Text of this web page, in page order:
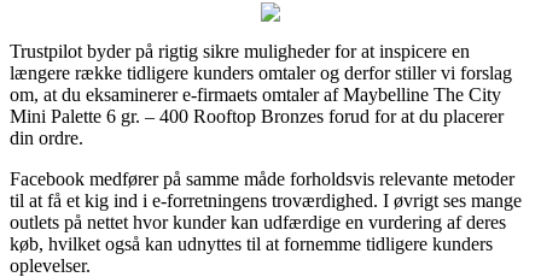
Trustpilot byder på rigtig sikre muligheder for at inspicere en
længere række tidligere kunders omtaler og derfor stiller vi forslag
om, at du eksaminerer e-firmaets omtaler af Maybelline The City
Mini Palette 6 gr. – 400 Rooftop Bronzes forud for at du placerer
din ordre.
Facebook medfører på samme måde forholdsvis relevante metoder
til at få et kig ind i e-forretningens troværdighed. I øvrigt ses mange
outlets på nettet hvor kunder kan udfærdige en vurdering af deres
køb, hvilket også kan udnyttes til at fornemme tidligere kunders
oplevelser.